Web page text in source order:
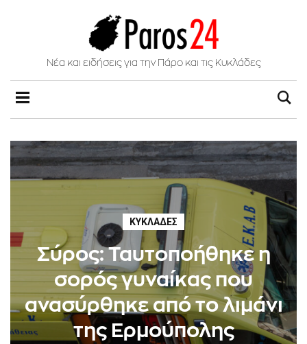
Νέα και ειδήσεις για την Πάρο και τις Κυκλάδες
ΚΥΚΛΆΔΕΣ
Σύρος: Ταυτοποήθηκε η
σορός γυναίκας που
ανασύρθηκε από το λιμάνι
της Ερμούπολης